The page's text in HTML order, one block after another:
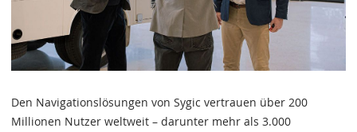
Den Navigationslösungen von Sygic vertrauen über 200
Millionen Nutzer weltweit – darunter mehr als 3.000